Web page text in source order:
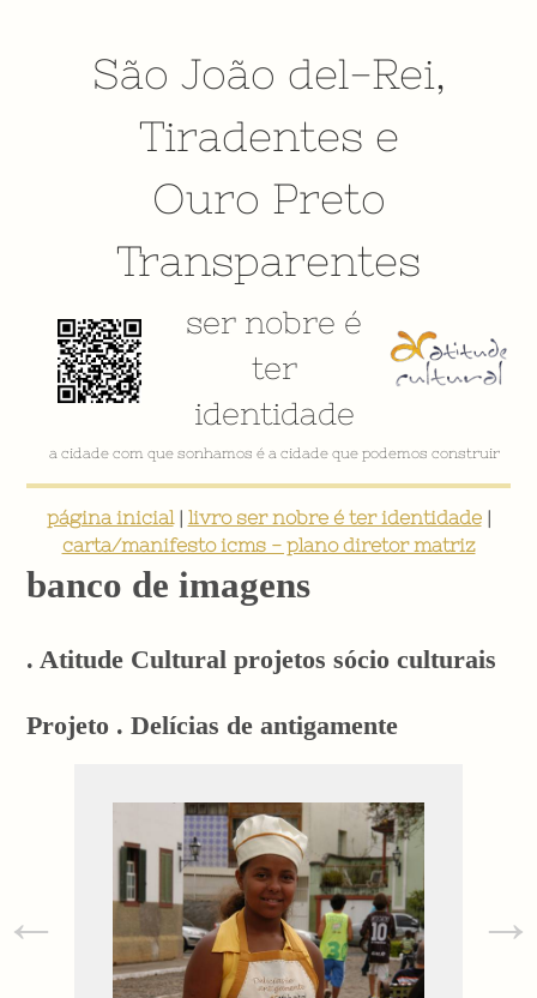
São João del-Rei,
Tiradentes e
Ouro Preto
Transparentes
ser nobre é
ter
identidade
a cidade com que sonhamos é a cidade que podemos construir
página inicial| livro ser nobre é ter identidade|
carta/manifesto icms - plano diretor matriz
banco de imagens
. Atitude Cultural projetos sócio culturais
Projeto . Delícias de antigamente
← →